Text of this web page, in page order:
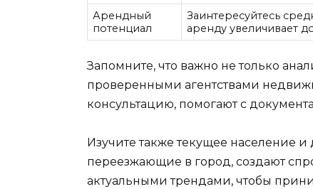
Арендный
потенциал
Заинтересуйтесь
аренду увеличивает
Запомните, что важно не только
проверенными агентствами
консультацию, помогают с
Изучите также текущее население
переезжающие в город, создают
актуальными трендами, чтобы